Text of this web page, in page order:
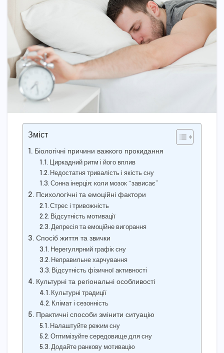
Зміст
Біологічні причини важкого прокидання
Циркадний ритм і його вплив
Недостатня тривалість і якість сну
Сонна інерція: коли мозок “зависає”
Психологічні та емоційні фактори
Стрес і тривожність
Відсутність мотивації
Депресія та емоційне вигорання
Спосіб життя та звички
Нерегулярний графік сну
Неправильне харчування
Відсутність фізичної активності
Культурні та регіональні особливості
Культурні традиції
Клімат і сезонність
Практичні способи змінити ситуацію
Налаштуйте режим сну
Оптимізуйте середовище для сну
Додайте ранкову мотивацію